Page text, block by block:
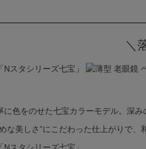
＼
色をのせた七宝カラーモデル。深
な美しさ”にこだわった仕上がりで、